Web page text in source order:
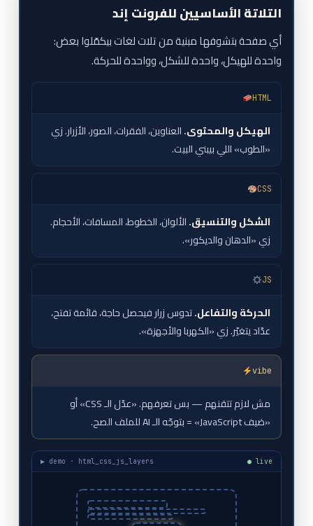
التلاتة الأساسيين للفرونت إند
أي صفحة بتشوفها مبنية من تلات لغات بيكمّلوا بعض:
واحدة للهيكل، واحدة للشكل، وواحدة للحركة.
HTML
الهيكل والمحتوى.العناوين، الفقرات، الصور، الأزرار. زي
«الطوب» اللي بيبني البيت.
CSS
الشكل والتنسيق.الألوان، الخطوط، المسافات، الأحجام.
زي «الدهان والديكور».
JS
الحركة والتفاعل.تدوس زرار فيحصل حاجة، قائمة تفتح،
عدّاد يتغيّر. زي «الكهربا والأجهزة».
vibe
مش لازم تتقنهم — بس تعرفهم. «عدّل الـ CSS» أو
«ضيف JavaScript» = بتوجّه الـ AI للملف الصح.
▶ demo · html_css_js_layers ● live